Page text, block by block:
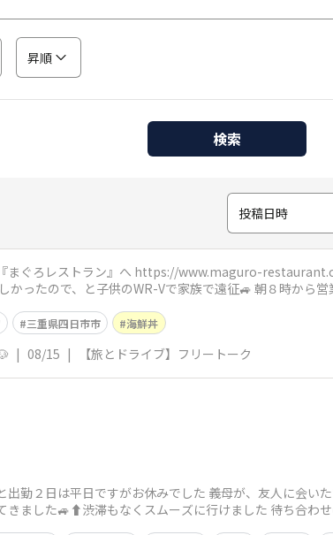
昇順
検索
投稿日時
ン』へ https://www.maguro-restaurant.co.jp/ オットが四日市に夜景撮影に行った際に
立ち寄ったそう とても美味
三重県四日市市 海鮮丼
| 08/15 | 【旅とドライブ】フリートーク
出勤２日は平日ですがお休みでした 義母が、友人に会い
きました🚙⬆️渋滞もなくスムーズに行けました 待ち合わ